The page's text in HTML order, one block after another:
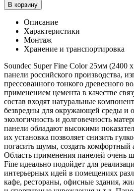
В корзину
Описание
Характеристики
Монтаж
Хранение и транспортировка
Soundec Super Fine Color 25мм (2400
панели российского производства,
прессованного тонкого древесного
применением цемента в качестве
состав входят натуральные
безвредны для окружающей среды и
экологичность и долговечность
панели обладают высокими
их установка позволяет снизить
погасить шумы, создать комфортный
Область применения панелей очень
Fine идеально подойдет для
интерьерных идей в помещениях
кафе, рестораны, офисные здания,